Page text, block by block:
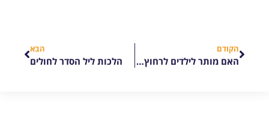
הקודם
האם מותר לילדים לרחוץ הורה סיעודי?
הבא
הלכות ליל הסדר לחולים